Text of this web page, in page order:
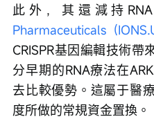
此外，其還減持
Pharmaceuticals
CRISPR基因編輯技術帶
分早期的RNA療法在
去比較優勢。這屬于醫
度所做的常規資金置換。